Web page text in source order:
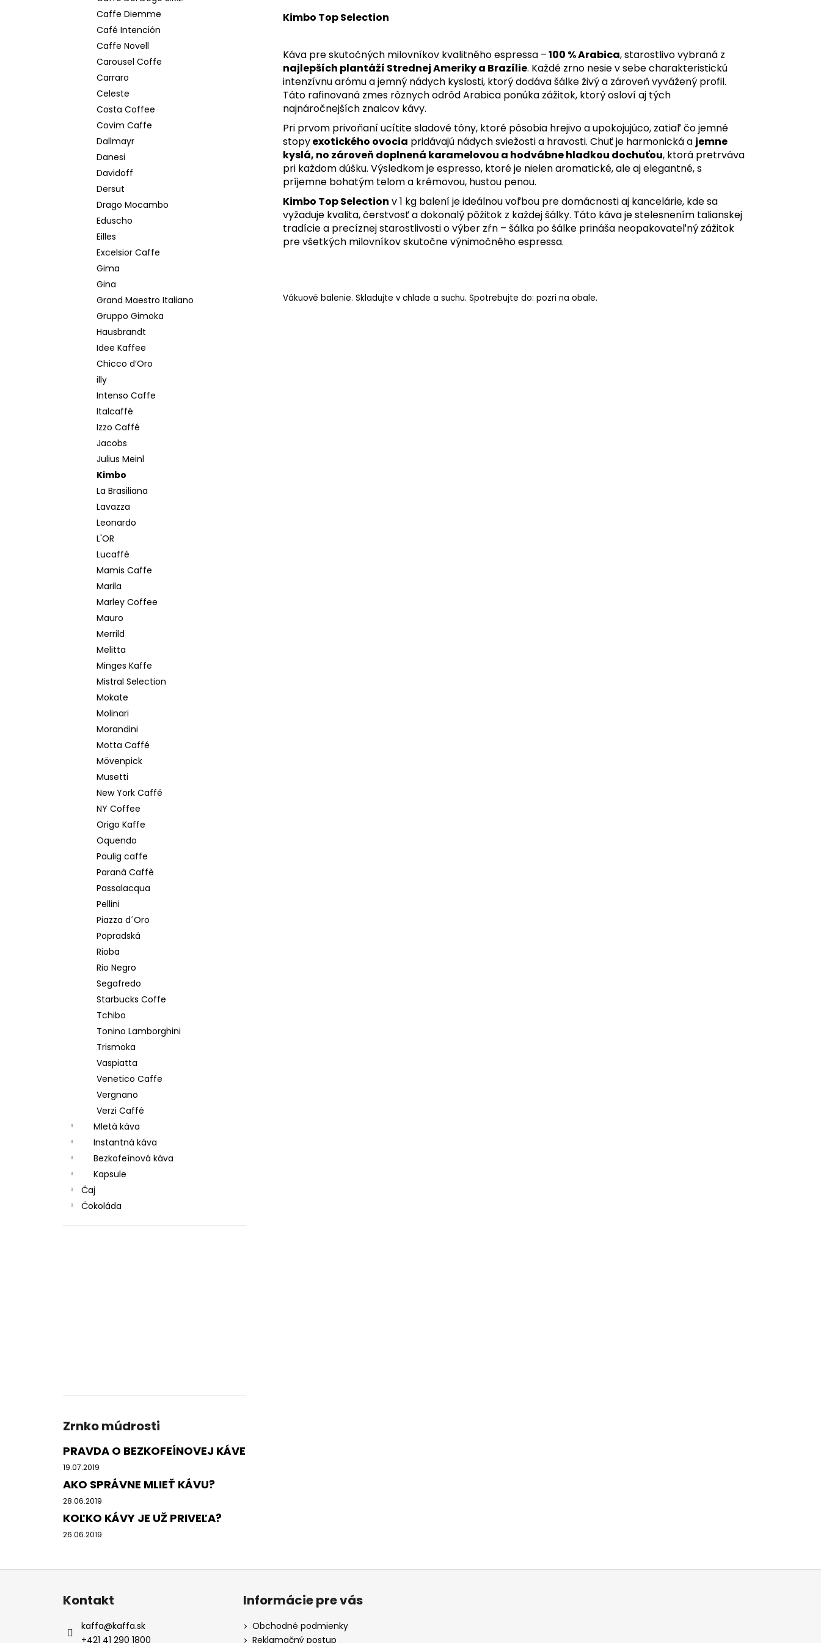
Caffe Diemme
Café Intención
Caffe Novell
Carousel Coffe
Carraro
Celeste
Costa Coffee
Covim Caffe
Dallmayr
Danesi
Davidoff
Dersut
Drago Mocambo
Eduscho
Eilles
Excelsior Caffe
Gima
Gina
Grand Maestro Italiano
Gruppo Gimoka
Hausbrandt
Idee Kaffee
Chicco d’Oro
illy
Intenso Caffe
Italcaffé
Izzo Caffé
Jacobs
Julius Meinl
Kimbo
La Brasiliana
Lavazza
Leonardo
L'OR
Lucaffé
Mamis Caffe
Marila
Marley Coffee
Mauro
Merrild
Melitta
Minges Kaffe
Mistral Selection
Mokate
Molinari
Morandini
Motta Caffé
Mövenpick
Musetti
New York Caffé
NY Coffee
Origo Kaffe
Oquendo
Paulig caffe
Paranà Caffè
Passalacqua
Pellini
Piazza d´Oro
Popradská
Rioba
Rio Negro
Segafredo
Starbucks Coffe
Tchibo
Tonino Lamborghini
Trismoka
Vaspiatta
Venetico Caffe
Vergnano
Verzi Caffé
Mletá káva
Instantná káva
Bezkofeínová káva
Kapsule
Čaj
Čokoláda
Zrnko múdrosti
PRAVDA O BEZKOFEÍNOVEJ KÁVE
19.07.2019
AKO SPRÁVNE MLIEŤ KÁVU?
28.06.2019
KOĽKO KÁVY JE UŽ PRIVEĽA?
26.06.2019
Kimbo Top Selection
Káva pre skutočných milovníkov kvalitného espressa –100 % Arabica, starostlivo vybraná z
najlepších plantáží Strednej Ameriky a Brazílie. Každé zrno nesie v sebe charakteristickú
intenzívnu arómu a jemný nádych kyslosti, ktorý dodáva šálke živý a zároveň vyvážený profil.
Táto rafinovaná zmes rôznych odrôd Arabica ponúka zážitok, ktorý osloví aj tých
najnáročnejších znalcov kávy.
Pri prvom privoňaní ucítite sladové tóny, ktoré pôsobia hrejivo a upokojujúco, zatiaľ čo jemné
stopyexotického ovocia pridávajú nádych sviežosti a hravosti. Chuť je harmonická a jemne
kyslá, no zároveň doplnená karamelovou a hodvábne hladkou dochuťou, ktorá pretrváva
pri každom dúšku. Výsledkom je espresso, ktoré je nielen aromatické, ale aj elegantné, s
príjemne bohatým telom a krémovou, hustou penou.
Kimbo Top Selection v 1 kg balení je ideálnou voľbou pre domácnosti aj kancelárie, kde sa
vyžaduje kvalita, čerstvosť a dokonalý pôžitok z každej šálky. Táto káva je stelesnením talianskej
tradície a precíznej starostlivosti o výber zŕn – šálka po šálke prináša neopakovateľný zážitok
pre všetkých milovníkov skutočne výnimočného espressa.
Vákuové balenie. Skladujte v chlade a suchu. Spotrebujte do: pozri na obale.
Kontakt
kaffa@kaffa.sk
+421 41 290 1800
Informácie pre vás
Obchodné podmienky
Reklamačný postup